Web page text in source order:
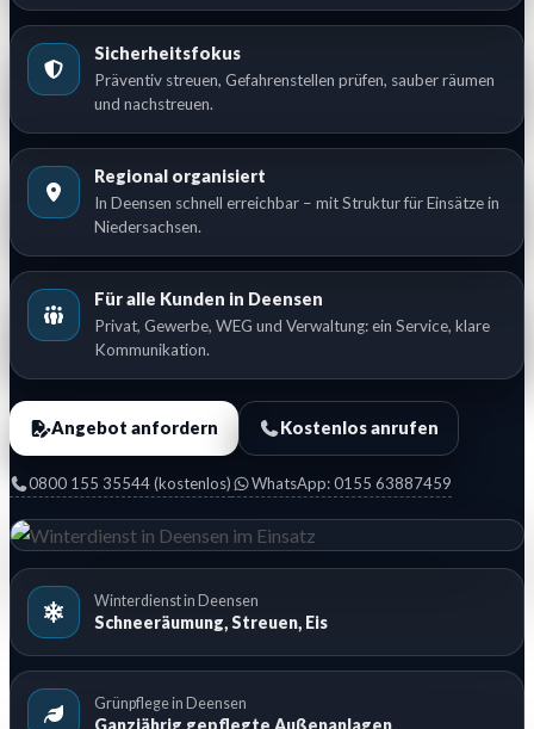
Sicherheitsfokus
Präventiv streuen, Gefahrenstellen prüfen, sauber räumen
und nachstreuen.
Regional organisiert
In Deensen schnell erreichbar – mit Struktur für Einsätze in
Niedersachsen.
Für alle Kunden in Deensen
Privat, Gewerbe, WEG und Verwaltung: ein Service, klare
Kommunikation.
Angebot anfordern Kostenlos anrufen
0800 155 35544 (kostenlos) WhatsApp: 0155 63887459
Winterdienst in Deensen
Schneeräumung, Streuen, Eis
Grünpflege in Deensen
Ganzjährig gepflegte Außenanlagen